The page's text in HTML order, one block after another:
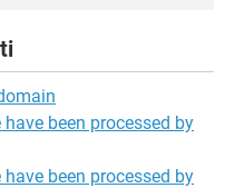
been processed by
been processed by